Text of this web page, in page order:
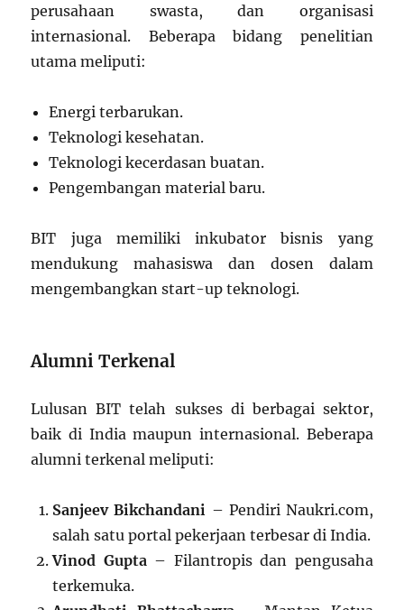
perusahaan swasta, dan organisasi
internasional. Beberapa bidang penelitian
utama meliputi:
Energi terbarukan.
Teknologi kesehatan.
Teknologi kecerdasan buatan.
Pengembangan material baru.
BIT juga memiliki inkubator bisnis yang
mendukung mahasiswa dan dosen dalam
mengembangkan start-up teknologi.
Alumni Terkenal
Lulusan BIT telah sukses di berbagai sektor,
baik di India maupun internasional. Beberapa
alumni terkenal meliputi:
Sanjeev Bikchandani – Pendiri Naukri.com,
salah satu portal pekerjaan terbesar di India.
Vinod Gupta – Filantropis dan pengusaha
terkemuka.